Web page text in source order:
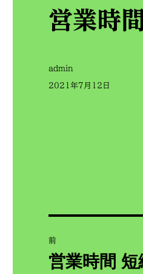
営業時
投
稿
admin
投
2021年7月12日
稿
前
前
営業時間